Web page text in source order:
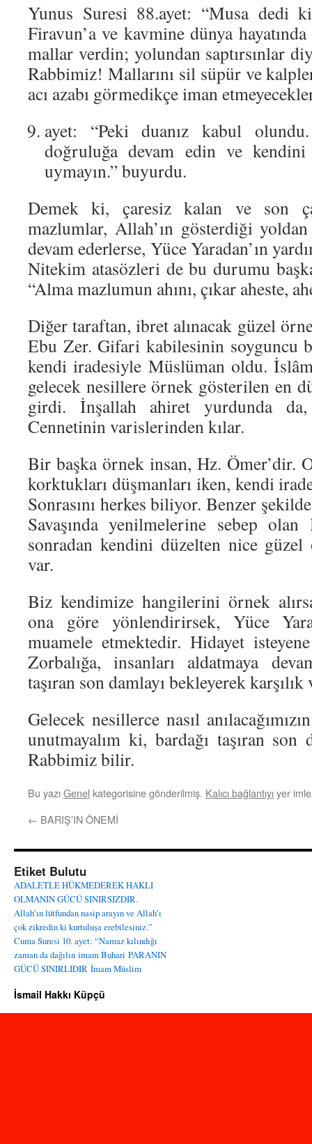
Yunus Suresi 88.ayet: “Musa dedi
Firavun’a ve kavmine dünya
mallar verdin; yolundan saptırsınlar
Rabbimiz! Mallarını sil süpür ve
acı azabı görmedikçe iman
ayet: “Peki duanız kabul
doğruluğa devam edin ve
uymayın.” buyurdu.
Demek ki, çaresiz kalan ve son
mazlumlar, Allah’ın gösterdiği
devam ederlerse, Yüce Yaradan’ın
Nitekim atasözleri de bu durumu
“Alma mazlumun ahını, çıkar aheste,
Diğer taraftan, ibret alınacak güzel
Ebu Zer. Gifari kabilesinin soyguncu
kendi iradesiyle Müslüman oldu.
gelecek nesillere örnek gösterilen en
girdi. İnşallah ahiret yurdunda
Cennetinin varislerinden kılar.
Bir başka örnek insan, Hz. Ömer’dir.
korktukları düşmanları iken, kendi
Sonrasını herkes biliyor. Benzer
Savaşında yenilmelerine sebep
sonradan kendini düzelten nice
var.
Biz kendimize hangilerini örnek
ona göre yönlendirirsek, Yüce
muamele etmektedir. Hidayet
Zorbalığa, insanları aldatmaya
taşıran son damlayı bekleyerek
Gelecek nesillerce nasıl
unutmayalım ki, bardağı taşıran son
Rabbimiz bilir.
Bu yazıGenel kategorisine gönderilmiş. Kalıcı bağlantıyıyer
← BARIŞ’IN ÖNEMİ
Etiket Bulutu
ADALETLE HÜKMEDEREK HAKLI
OLMANIN GÜCÜ SINIRSIZDIR.
Allah’ın lütfundan nasip arayın ve Allah’ı
çok zikredin ki kurtuluşa erebilesiniz.”
Cuma Suresi 10. ayet: “Namaz kılındığı
zaman da dağılın imam Buhari PARANIN
GÜCÜ SINIRLIDIR İmam Müslim
İsmail Hakkı Küpçü